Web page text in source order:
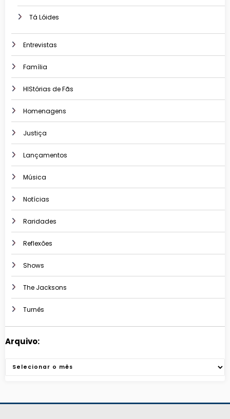
Tá Lóides
Entrevistas
Família
HIStórias de Fãs
Homenagens
Justiça
Lançamentos
Música
Notícias
Raridades
Reflexões
Shows
The Jacksons
Turnês
Arquivo:
Arquivos